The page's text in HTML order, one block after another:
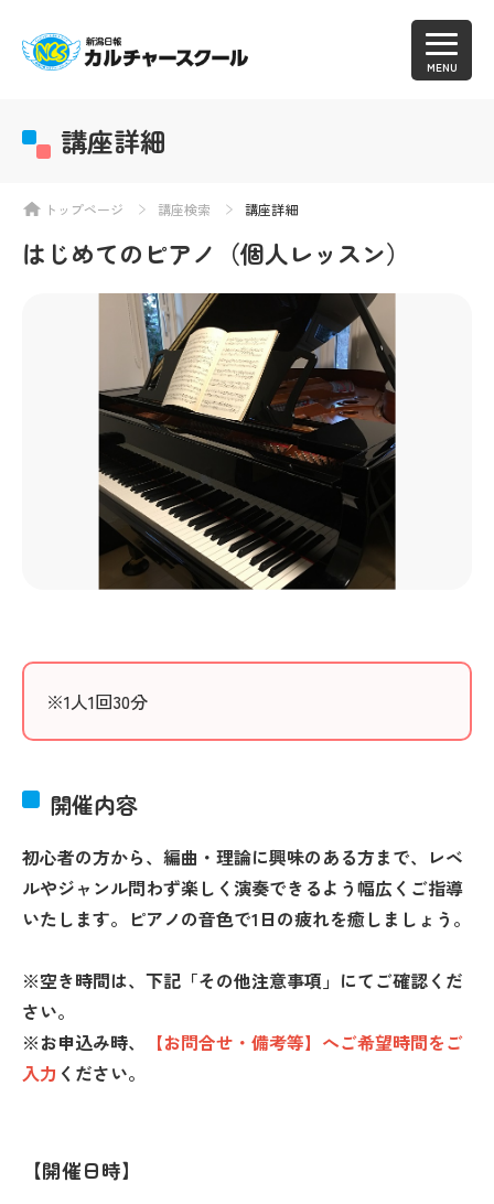
MENU
講座詳細
トップページ 講座検索 講座詳細
はじめてのピアノ（個人レッスン）
※1人1回30分
開催内容
初心者の方から、編曲・理論に興味のある方まで、レベ
ルやジャンル問わず楽しく演奏できるよう幅広くご指導
いたします。ピアノの音色で1日の疲れを癒しましょう。
※空き時間は、下記「その他注意事項」にてご確認くだ
さい。
※お申込み時、
【お問合せ・備考等】へご希望時間をご
入力 ください。
開催日時